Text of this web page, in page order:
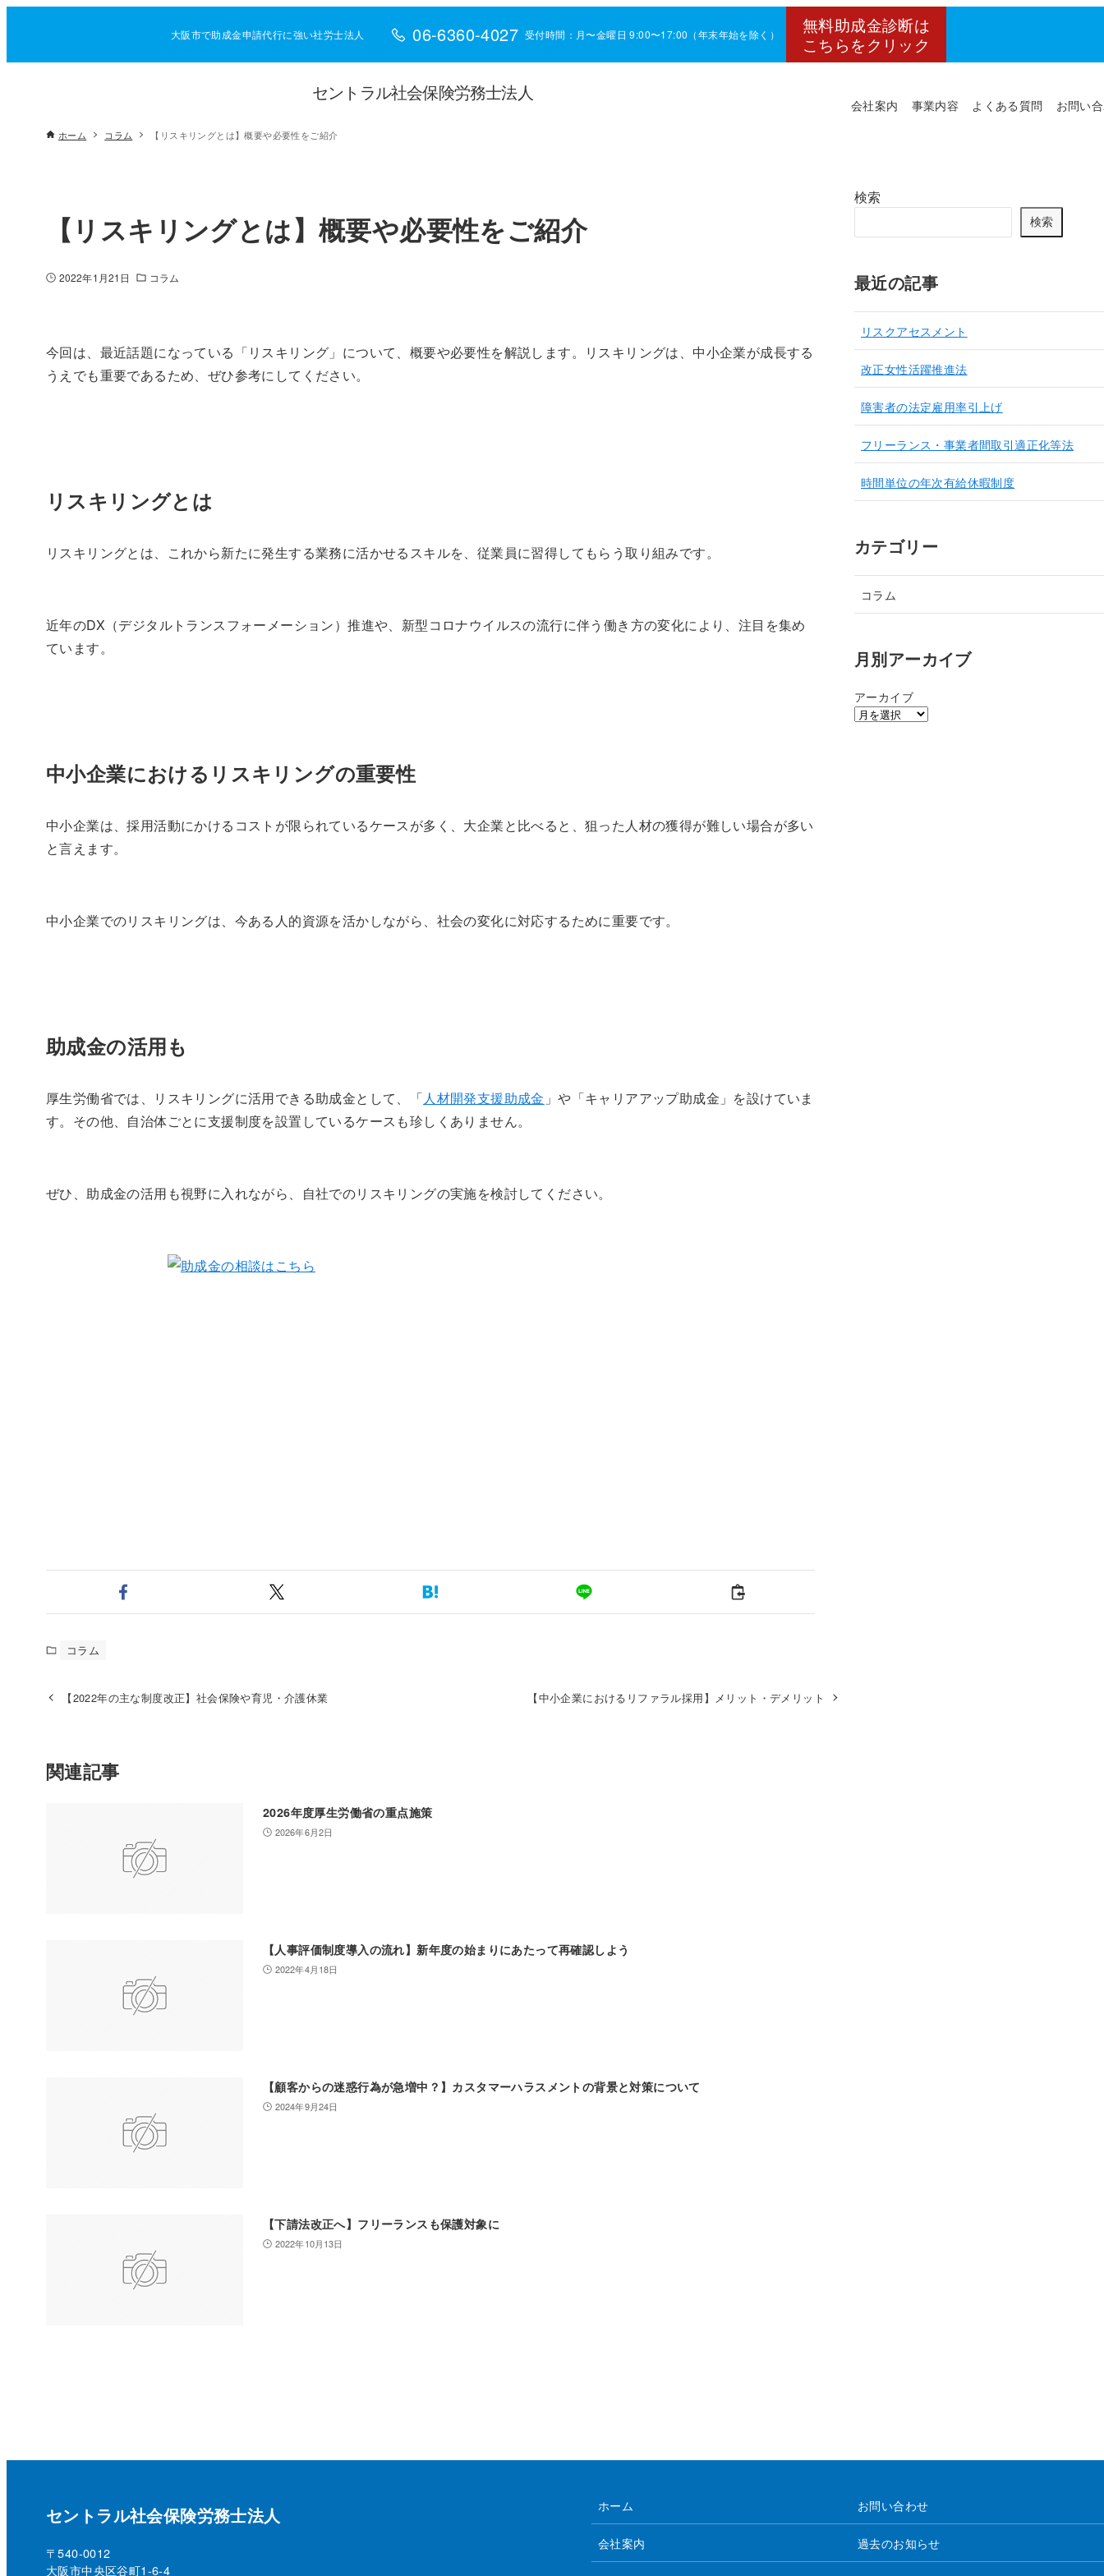
大阪市で助成金申請代行に強い社労士法人 06-6360-4027 受付時間：月〜金曜日 9:00〜17:00（年末年始を除く）
無料助成金診断は
こちらをクリック
セントラル社会保険労務士法人
会社案内 事業内容 よくある質問 お問い
ホーム コラム 【リスキリングとは】概要や必要性をご紹介
【リスキリングとは】概要や必要性をご紹介
2022年1月21日 コラム
今回は、最近話題になっている「リスキリング」について、概要や必要性を解説します。リスキリングは、中小企業が成長する
うえでも重要であるため、ぜひ参考にしてください。
リスキリングとは
リスキリングとは、これから新たに発生する業務に活かせるスキルを、従業員に習得してもらう取り組みです。
近年のDX（デジタルトランスフォーメーション）推進や、新型コロナウイルスの流行に伴う働き方の変化により、注目を集め
ています。
中小企業におけるリスキリングの重要性
中小企業は、採用活動にかけるコストが限られているケースが多く、大企業と比べると、狙った人材の獲得が難しい場合が多い
と言えます。
中小企業でのリスキリングは、今ある人的資源を活かしながら、社会の変化に対応するために重要です。
助成金の活用も
厚生労働省では、リスキリングに活用できる助成金として、「人材開発支援助成金 」や「キャリアアップ助成金」を設けていま
す。その他、自治体ごとに支援制度を設置しているケースも珍しくありません。
ぜひ、助成金の活用も視野に入れながら、自社でのリスキリングの実施を検討してください。
コラム
【2022年の主な制度改正】社会保険や育児・介護休業 【中小企業におけるリファラル採用】メリット・デメリット
関連記事
2026年度厚生労働省の重点施策
2026年6月2日
【人事評価制度導入の流れ】新年度の始まりにあたって再確認しよう
2022年4月18日
【顧客からの迷惑行為が急増中？】カスタマーハラスメントの背景と対策について
2024年9月24日
【下請法改正へ】フリーランスも保護対象に
2022年10月13日
検索
検索
最近の記事
リスクアセスメント
改正女性活躍推進法
障害者の法定雇用率引上げ
フリーランス・事業者間取引適正化等法
時間単位の年次有給休暇制度
カテゴリー
コラム
月別アーカイブ
アーカイブ
セントラル社会保険労務士法人
〒540-0012
大阪市中央区谷町1-6-4
ホーム
会社案内
お問い合わせ
過去のお知らせ